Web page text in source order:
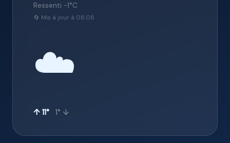
Ressenti -1°C
🔄 Mis à jour à 08:08
☁️
↑ 11° 1° ↓